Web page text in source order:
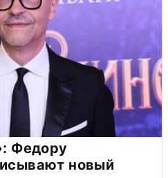
Федору
новый